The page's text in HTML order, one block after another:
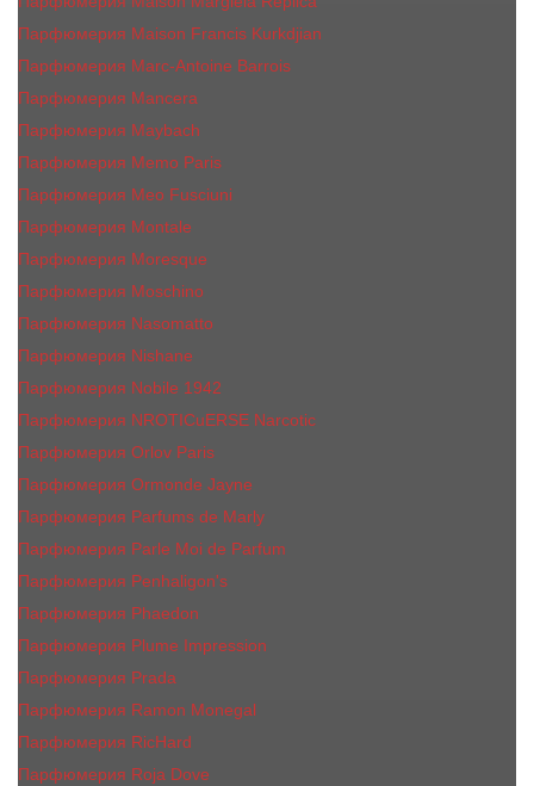
Парфюмерия Maison Francis Kurkdjian
Парфюмерия Marc-Antoine Barrois
Парфюмерия Mancera
Парфюмерия Maybach
Парфюмерия Memo Paris
Парфюмерия Meo Fusciuni
Парфюмерия Montale
Парфюмерия Moresque
Парфюмерия Moschino
Парфюмерия Nasomatto
Парфюмерия Nishane
Парфюмерия Nobile 1942
Парфюмерия NROTICuERSE Narcotic
Парфюмерия Orlov Paris
Парфюмерия Ormonde Jayne
Парфюмерия Parfums de Marly
Парфюмерия Parle Moi de Parfum
Парфюмерия Penhaligon's
Парфюмерия Phaedon
Парфюмерия Plume Impression
Парфюмерия Prada
Парфюмерия Ramon Monegal
Парфюмерия RicHard
Парфюмерия Roja Dove